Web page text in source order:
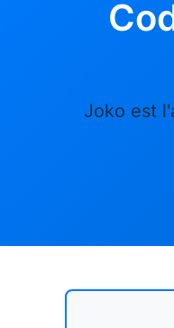
Joko est